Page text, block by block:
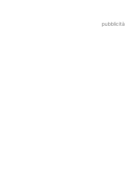
pubblicità